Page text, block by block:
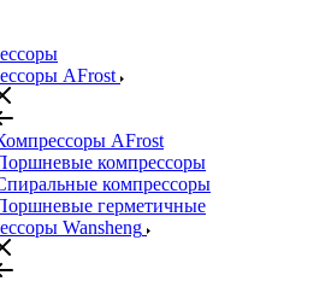
AFrost
AFrost
компрессоры
компрессоры
герметичные
Wansheng